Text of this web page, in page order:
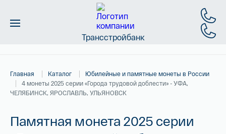
Трансстройбанк
Слитки
Новинки
Главная Каталог
Юбилейные и памятные монеты в России
4 монеты 2025 серии «Города трудовой доблести» - УФА,
ЧЕЛЯБИНСК, ЯРОСЛАВЛЬ, УЛЬЯНОВСК
Памятная монета 2025 серии